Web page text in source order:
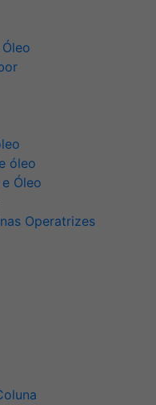
óleo
Óleo
Operatrizes